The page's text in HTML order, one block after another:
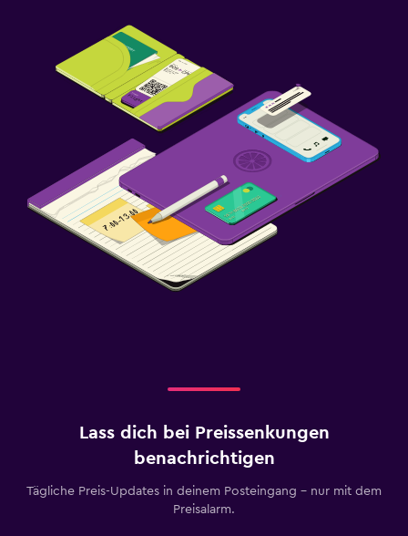
Lass dich bei Preissenkungen
benachrichtigen
Tägliche Preis-Updates in deinem Posteingang – nur mit dem
Preisalarm.